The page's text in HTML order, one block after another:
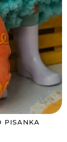
PISANKA